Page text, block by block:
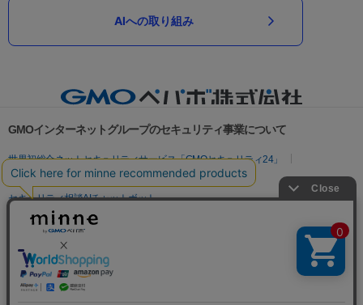
AIへの取り組み
GMOインターネットグループのセキュリティ事業について
世界初総合ネットセキュリティサービス「GMOセキュリティ24」
パスワード漏洩診断
Webサイトリスク診断
セキュリティ相談AIチャットボット
実在証明・盗聴対策
サイバー攻撃対策（GMO Flatt Security）
セキュリティ事業の軌跡